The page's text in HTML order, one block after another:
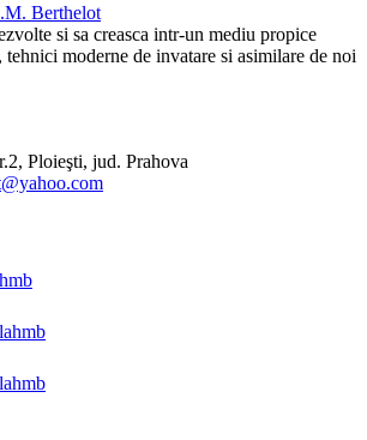
Berthelot
si sa creasca intr-un mediu propice
moderne de invatare si asimilare de noi
Ploieşti, jud. Prahova